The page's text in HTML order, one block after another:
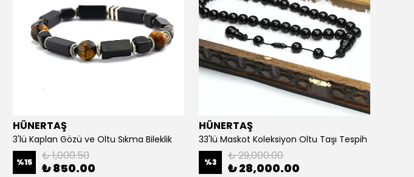
HÜNERTAŞ
3'lü Kaplan Gözü ve Oltu Sıkma Bileklik
%15 ₺ 1,000.50
₺ 850.00
HÜNERTAŞ
33'lü Maskot Koleksiyon Oltu Taşı Tespih
%3 ₺ 29,000.00
₺ 28,000.00